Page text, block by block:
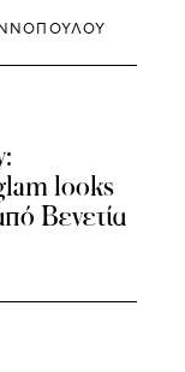
looks
Βενετία